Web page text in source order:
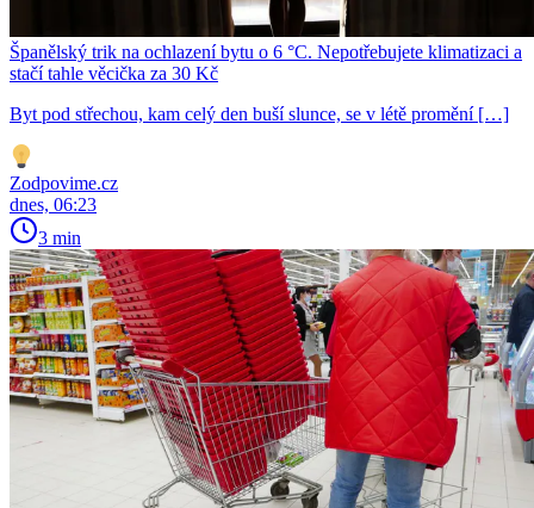
Španělský trik na ochlazení bytu o 6 °C. Nepotřebujete klimatizaci a
stačí tahle věcička za 30 Kč
Byt pod střechou, kam celý den buší slunce, se v létě promění […]
Zodpovime.cz
dnes, 06:23
3 min